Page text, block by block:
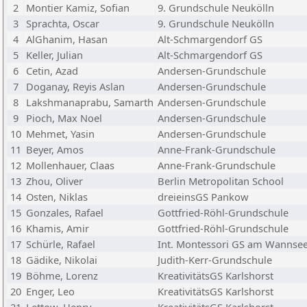
2 Montier Kamiz, Sofian
9. Grundschule Neukölln
3
Sprachta, Oscar
9. Grundschule Neukölln
4 AlGhanim, Hasan
Alt-Schmargendorf GS
5
Keller, Julian
Alt-Schmargendorf GS
6
Cetin, Azad
Andersen-Grundschule
7
Doganay, Reyis Aslan
Andersen-Grundschule
8
Lakshmanaprabu, Samarth Andersen-Grundschule
9
Pioch, Max Noel
Andersen-Grundschule
10 Mehmet, Yasin
Andersen-Grundschule
11 Beyer, Amos
Anne-Frank-Grundschule
12 Mollenhauer, Claas
Anne-Frank-Grundschule
13 Zhou, Oliver
Berlin Metropolitan School
14 Osten, Niklas
dreieinsGS Pankow
15 Gonzales, Rafael
Gottfried-Röhl-Grundschule
16 Khamis, Amir
Gottfried-Röhl-Grundschule
17 Schürle, Rafael
Int. Montessori GS am
18 Gädike, Nikolai
Judith-Kerr-Grundschule
19 Böhme, Lorenz
KreativitätsGS Karlshorst
20 Enger, Leo
KreativitätsGS Karlshorst